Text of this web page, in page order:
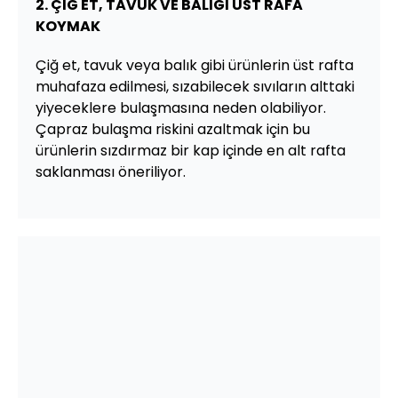
2. ÇİĞ ET, TAVUK VE BALIĞI ÜST RAFA
KOYMAK
Çiğ et, tavuk veya balık gibi ürünlerin üst rafta
muhafaza edilmesi, sızabilecek sıvıların alttaki
yiyeceklere bulaşmasına neden olabiliyor.
Çapraz bulaşma riskini azaltmak için bu
ürünlerin sızdırmaz bir kap içinde en alt rafta
saklanması öneriliyor.